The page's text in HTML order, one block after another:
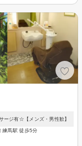
ージ有☆【メンズ・男性歓】
練馬駅 徒歩5分